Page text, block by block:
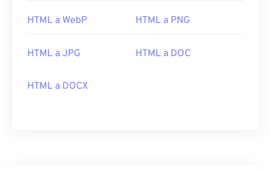
HTML a WebP HTML a PNG
HTML a JPG HTML a DOC
HTML a DOCX